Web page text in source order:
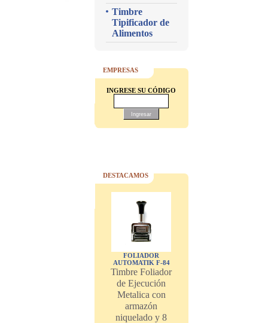
Timbre
Tipificador de
Alimentos
EMPRESAS
INGRESE SU CÓDIGO
DESTACAMOS
FOLIADOR
AUTOMATIK F-84
Timbre Foliador
de Ejecución
Metalica con
armazón
niquelado y 8